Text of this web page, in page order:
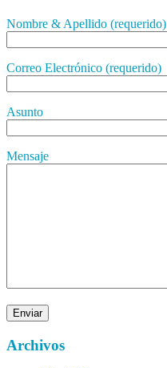
Nombre & Apellido (requerido)
Correo Electrónico (requerido)
Asunto
Mensaje
Archivos